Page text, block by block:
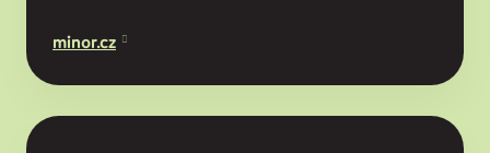
minor.cz